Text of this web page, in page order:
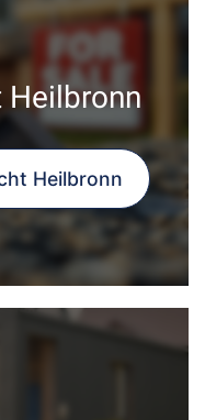
Heilbronn